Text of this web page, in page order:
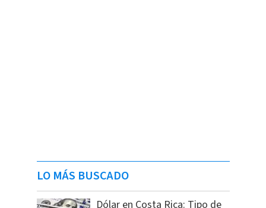
LO MÁS BUSCADO
Dólar en Costa Rica: Tipo de